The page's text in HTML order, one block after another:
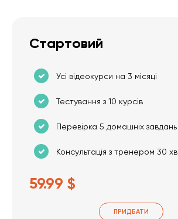
Стартовий
Усі відеокурси на 3 місяці
Тестування з 10 курсів
Перевірка 5 домашніх завдань
Консультація з тренером 30 хв
59.99 $
ПРИДБАТИ